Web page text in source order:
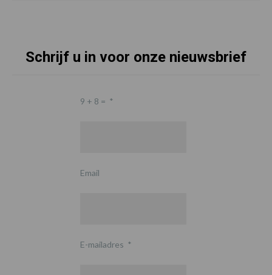
Schrijf u in voor onze nieuwsbrief
9 + 8 = *
Email
E-mailadres *